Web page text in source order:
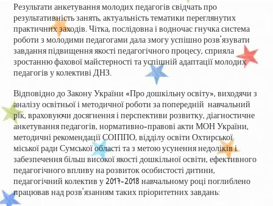
Результати анкетування молодих педагогів свідчать про
результативність занять, актуальність тематики переглянутих
практичних заходів. Чітка, послідовна і водночас гнучка система
роботи з молодими педагогами дала змогу успішно розв’язувати
завдання підвищення якості педагогічного процесу, сприяла
зростанню фахової майстерності та успішній адаптації молодих
педагогів у колективі ДНЗ.
Відповідно до Закону України «Про дошкільну освіту», виходячи з
аналізу освітньої і методичної роботи за попередній навчальний
рік, враховуючи досягнення і перспективи розвитку, діагностичне
анкетування педагогів, нормативно-правові акти МОН України,
методичні рекомендації СОІППО, відділу освіти Охтирської
міської ради Сумської області та з метою усунення недоліків і
забезпечення більш високої якості дошкільної освіти, ефективного
педагогічного впливу на розвиток особистості дитини,
педагогічний колектив у 2017-2018 навчальному році поглиблено
працював над розв’язанням таких пріоритетних завдань: